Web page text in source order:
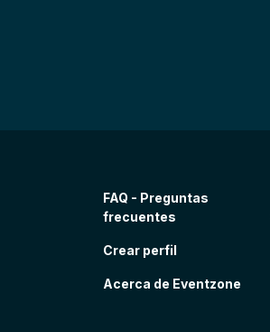
FAQ - Preguntas
frecuentes
Crear perfil
Acerca de Eventzone